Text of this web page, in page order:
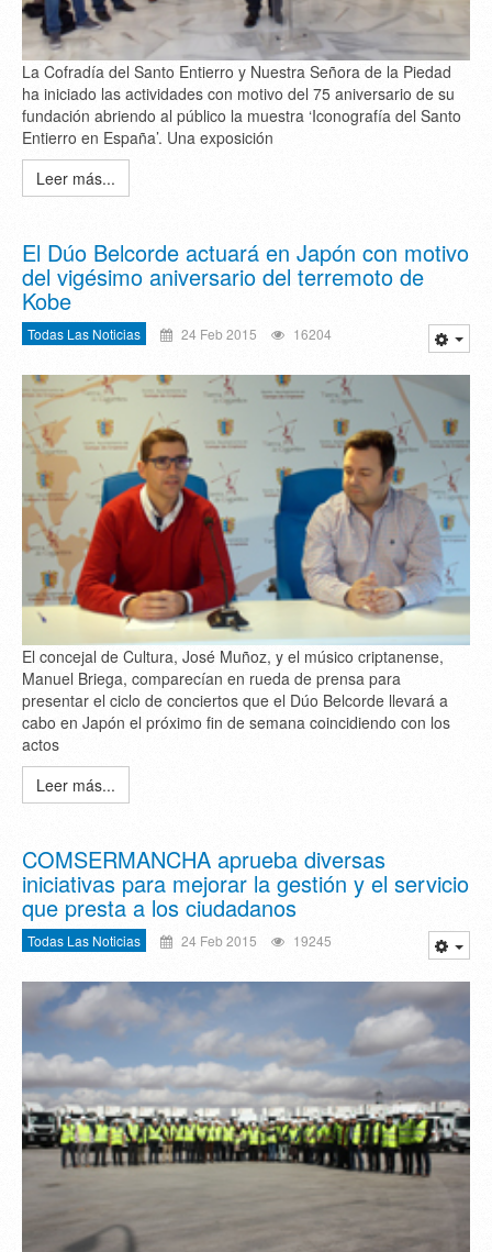
La Cofradía del Santo Entierro y Nuestra Señora de la Piedad
ha iniciado las actividades con motivo del 75 aniversario de su
fundación abriendo al público la muestra ‘Iconografía del Santo
Entierro en España’. Una exposición
Leer más...
El Dúo Belcorde actuará en Japón con motivo
del vigésimo aniversario del terremoto de
Kobe
Todas Las Noticias 24 Feb 2015 16204
El concejal de Cultura, José Muñoz, y el músico criptanense,
Manuel Briega, comparecían en rueda de prensa para
presentar el ciclo de conciertos que el Dúo Belcorde llevará a
cabo en Japón el próximo fin de semana coincidiendo con los
actos
Leer más...
COMSERMANCHA aprueba diversas
iniciativas para mejorar la gestión y el servicio
que presta a los ciudadanos
Todas Las Noticias 24 Feb 2015 19245